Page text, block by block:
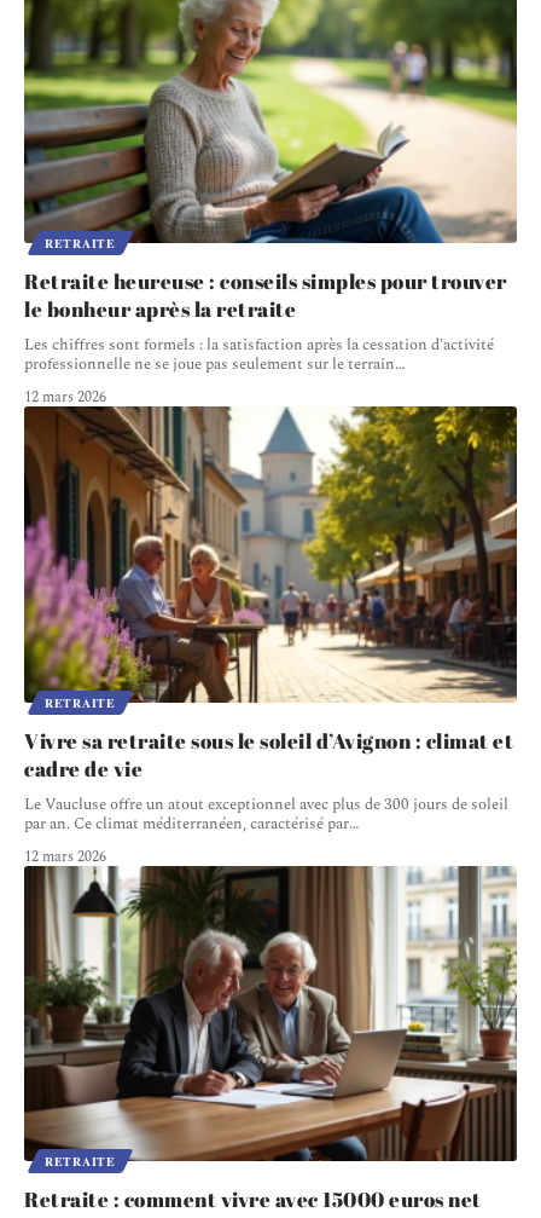
RETRAITE
Retraite heureuse : conseils simples pour trouver
le bonheur après la retraite
Les chiffres sont formels : la satisfaction après la cessation d'activité
professionnelle ne se joue pas seulement sur le terrain…
12 mars 2026
RETRAITE
Vivre sa retraite sous le soleil d’Avignon : climat et
cadre de vie
Le Vaucluse offre un atout exceptionnel avec plus de 300 jours de soleil
par an. Ce climat méditerranéen, caractérisé par…
12 mars 2026
RETRAITE
Retraite : comment vivre avec 15000 euros net